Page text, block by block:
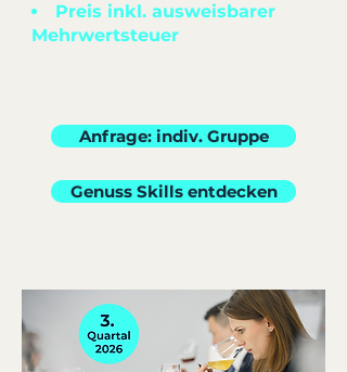
Preis inkl. ausweisbarer
Mehrwertsteuer
Anfrage: indiv. Gruppe
Genuss Skills entdecken